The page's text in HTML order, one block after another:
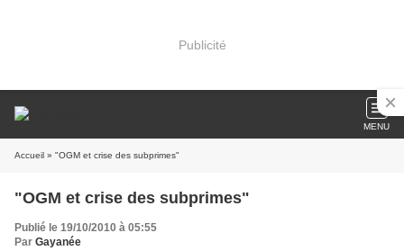
Publicité
MENU
Accueil » "OGM et crise des subprimes"
"OGM et crise des subprimes"
Publié le 19/10/2010 à 05:55
Par Gayanée